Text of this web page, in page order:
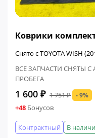
Коврики
Снято с TOYOTA WISH
ВСЕ ЗАПЧАСТИ СНЯТЫ
ПРОБЕГА
1 600 ₽ 1 751 ₽ - 9%
+48 Бонусов
В
Контрактный